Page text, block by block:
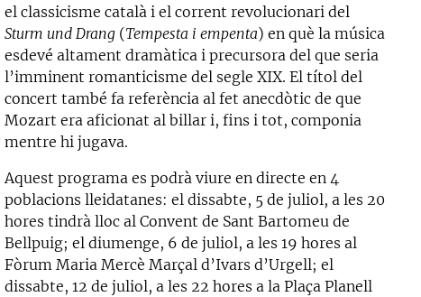
el classicisme català i el corrent revolucionari del
Sturm und Drang (Tempesta i empenta) en què la música
esdevé altament dramàtica i precursora del que seria
l’imminent romanticisme del segle XIX. El títol del
concert també fa referència al fet anecdòtic de que
Mozart era aficionat al billar i, fins i tot, componia
mentre hi jugava.
Aquest programa es podrà viure en directe en 4
poblacions lleidatanes: el dissabte, 5 de juliol, a les 20
hores tindrà lloc al Convent de Sant Bartomeu de
Bellpuig; el diumenge, 6 de juliol, a les 19 hores al
Fòrum Maria Mercè Marçal d’Ivars d’Urgell; el
dissabte, 12 de juliol, a les 22 hores a la Plaça Planell